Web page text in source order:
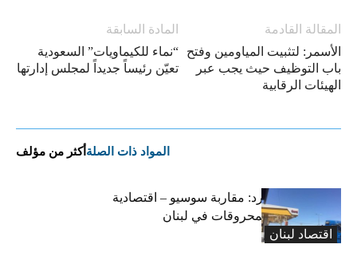
المادة السابقة
“نماء للكيماويات” السعودية
تعيّن رئيساً جديداً لمجلس إدارتها
المقالة القادمة
الأسمر: لتثبيت المياومين وفتح
باب التوظيف حيث يجب عبر
الهيئات الرقابية
المواد ذات الصلة أكثر من مؤلف
اقتصاد لبنان
التضخم المستورد: مقاربة سوسيو – اقتصادية
لارتفاع أسعار المحروقات في لبنان